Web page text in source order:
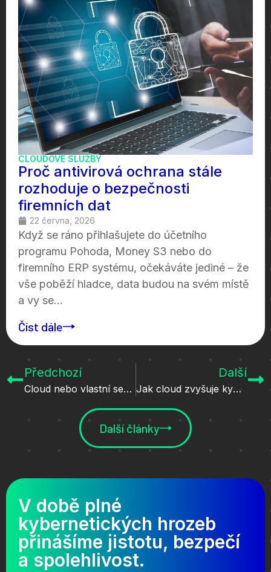
CLOUDOVÉ SLUŽBY
Proč antivirová ochrana stále
rozhoduje o bezpečnosti
firemních dat
22 června, 2026
Když se ráno přihlašujete do účetního
programu Pohoda, Money S3 nebo do
firemního ERP systému, očekáváte jediné – že
vše poběží hladce, data budou na svém místě
a vy se...
Číst dále
Předchozí
Cloud nebo vlastní servery? Kdy se které řešení hodí?
Další
Jak cloud zvyšuje kybernetickou bezpečnost?
Další články
V době plné
kybernetických hrozeb
přinášíme jistotu, bezpečí
a spolehlivost.